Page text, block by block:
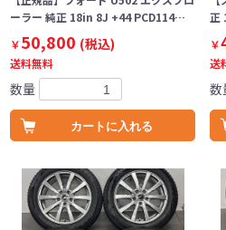
ーラー 純正 18in 8J +44 PCD114…
￥50,800 (税込)
送料無料
数量
カートに入れる
正
￥
送
数